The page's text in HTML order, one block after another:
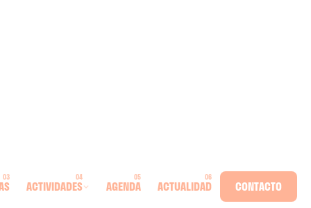
ACTIVIDADES AGENDA ACTUALIDAD CONTACTO